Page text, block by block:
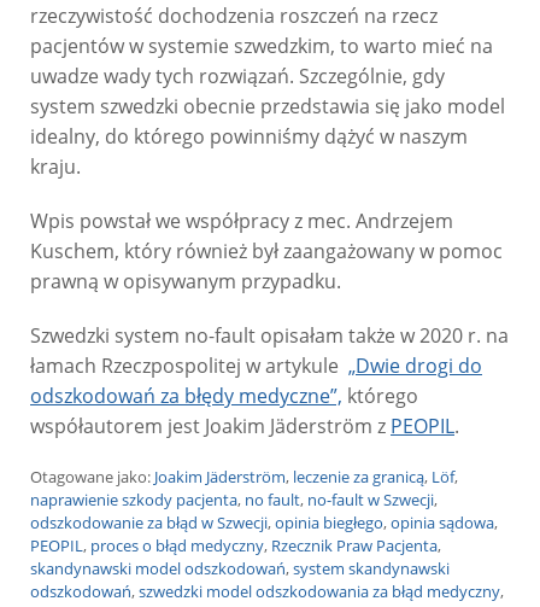
rzeczywistość dochodzenia roszczeń na rzecz
pacjentów w systemie szwedzkim, to warto mieć na
uwadze wady tych rozwiązań. Szczególnie, gdy
system szwedzki obecnie przedstawia się jako model
idealny, do którego powinniśmy dążyć w naszym
kraju.
Wpis powstał we współpracy z mec. Andrzejem
Kuschem, który również był zaangażowany w pomoc
prawną w opisywanym przypadku.
Szwedzki system no-fault opisałam także w 2020 r. na
łamach Rzeczpospolitej w artykule „Dwie drogi do
odszkodowań za błędy medyczne”, którego
współautorem jest Joakim Jäderström z PEOPIL.
Otagowane jako: Joakim Jäderström, leczenie za granicą, Löf,
naprawienie szkody pacjenta, no fault, no-fault w Szwecji,
odszkodowanie za błąd w Szwecji,opinia biegłego,opinia sądowa,
PEOPIL, proces o błąd medyczny, Rzecznik Praw Pacjenta,
skandynawski model odszkodowań,system skandynawski
odszkodowań,szwedzki model odszkodowania za błąd medyczny,